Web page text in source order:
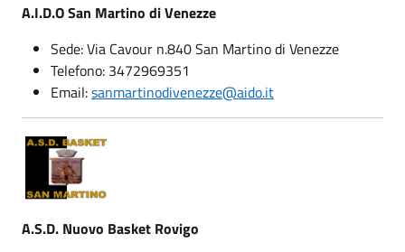
A.I.D.O San Martino di Venezze
Sede: Via Cavour n.840 San Martino di Venezze
Telefono: 3472969351
Email:sanmartinodivenezze@aido.it
A.S.D. Nuovo Basket Rovigo